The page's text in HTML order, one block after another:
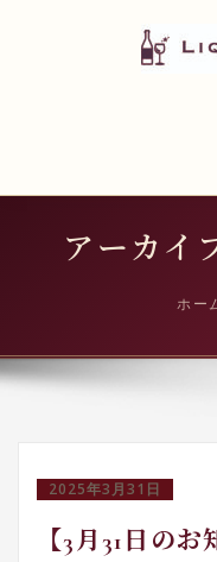
プ
LIQUOR AND
アーカイ
ホー
2025年3月31日
【3月31日の